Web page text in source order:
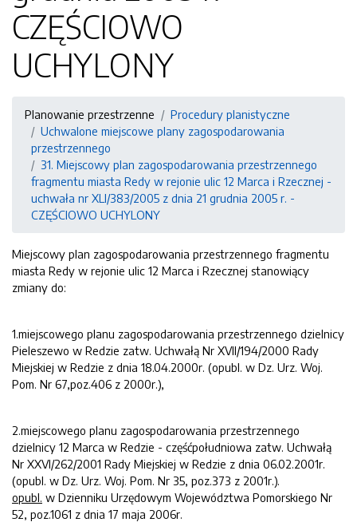
CZĘŚCIOWO
UCHYLONY
Planowanie przestrzenne
Procedury planistyczne
Uchwalone miejscowe plany zagospodarowania
przestrzennego
31. Miejscowy plan zagospodarowania przestrzennego
fragmentu miasta Redy w rejonie ulic 12 Marca i Rzecznej -
uchwała nr XLI/383/2005 z dnia 21 grudnia 2005 r. -
CZĘŚCIOWO UCHYLONY
Miejscowy plan zagospodarowania przestrzennego fragmentu
miasta Redy w rejonie ulic 12 Marca i Rzecznej stanowiący
zmiany do:
1.miejscowego planu zagospodarowania przestrzennego dzielnicy
Pieleszewo w Redzie zatw. Uchwałą Nr XVII/194/2000 Rady
Miejskiej w Redzie z dnia 18.04.2000r. (opubl. w Dz. Urz. Woj.
Pom. Nr 67,poz.406 z 2000r.),
2.miejscowego planu zagospodarowania przestrzennego
dzielnicy 12 Marca w Redzie - częśćpołudniowa zatw. Uchwałą
Nr XXVI/262/2001 Rady Miejskiej w Redzie z dnia 06.02.2001r.
(opubl. w Dz. Urz. Woj. Pom. Nr 35, poz.373 z 2001r.).
opubl. w Dzienniku Urzędowym Województwa Pomorskiego Nr
52, poz.1061 z dnia 17 maja 2006r.